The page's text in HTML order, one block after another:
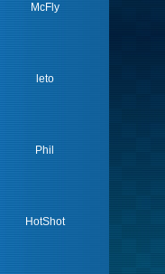
McFly
leto
Phil
HotShot